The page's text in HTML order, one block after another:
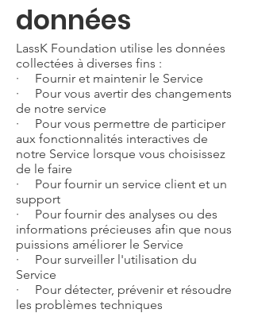
données
LassK Foundation utilise les données
collectées à diverses fins :
· Fournir et maintenir le Service
· Pour vous avertir des changements
de notre service
· Pour vous permettre de participer
aux fonctionnalités interactives de
notre Service lorsque vous choisissez
de le faire
· Pour fournir un service client et un
support
· Pour fournir des analyses ou des
informations précieuses afin que nous
puissions améliorer le Service
· Pour surveiller l'utilisation du
Service
· Pour détecter, prévenir et résoudre
les problèmes techniques